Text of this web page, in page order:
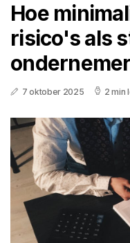
Hoe
risico's als
7 oktober 2025 2 min